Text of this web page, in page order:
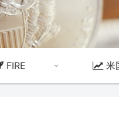
FIRE 米